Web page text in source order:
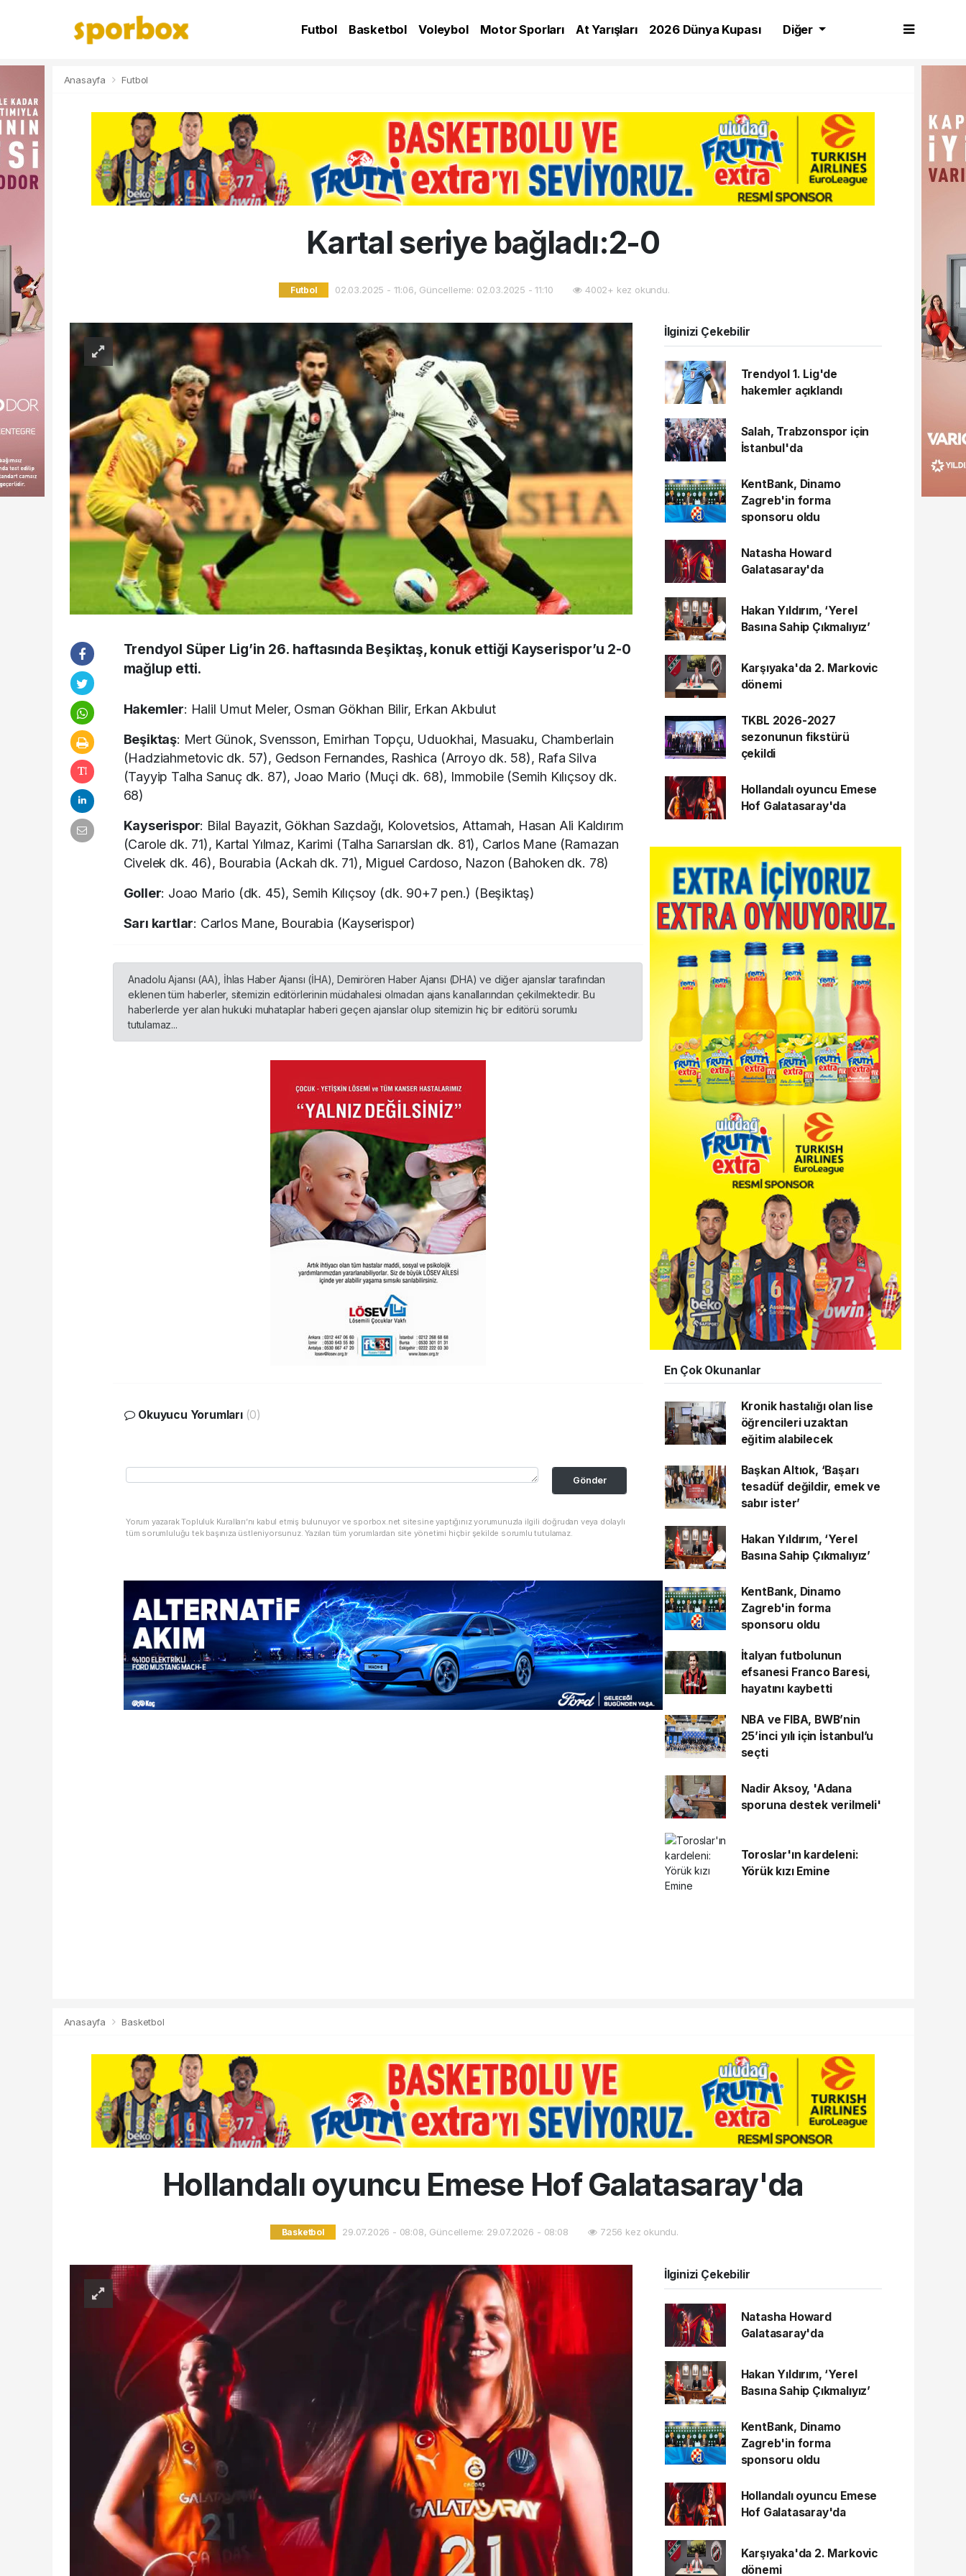
Futbol Basketbol Voleybol Motor Sporları At Yarışları
2026 Dünya Kupası
Diğer
Anasayfa Futbol
Kartal seriye bağladı:2-0
Futbol 02.03.2025 - 11:06, Güncelleme: 02.03.2025 - 11:10 4002+ kez okundu.
Trendyol Süper Lig’in 26. haftasında Beşiktaş, konuk ettiği Kayserispor’u 2-0
mağlup etti.
Hakemler: Halil Umut Meler, Osman Gökhan Bilir, Erkan Akbulut
Beşiktaş: Mert Günok, Svensson, Emirhan Topçu, Uduokhai, Masuaku, Chamberlain
(Hadziahmetovic dk. 57), Gedson Fernandes, Rashica (Arroyo dk. 58), Rafa Silva
(Tayyip Talha Sanuç dk. 87), Joao Mario (Muçi dk. 68), Immobile (Semih Kılıçsoy dk.
68)
Kayserispor: Bilal Bayazit, Gökhan Sazdağı, Kolovetsios, Attamah, Hasan Ali Kaldırım
(Carole dk. 71), Kartal Yılmaz, Karimi (Talha Sarıarslan dk. 81), Carlos Mane (Ramazan
Civelek dk. 46), Bourabia (Ackah dk. 71), Miguel Cardoso, Nazon (Bahoken dk. 78)
Goller: Joao Mario (dk. 45), Semih Kılıçsoy (dk. 90+7 pen.) (Beşiktaş)
Sarı kartlar: Carlos Mane, Bourabia (Kayserispor)
Anadolu Ajansı (AA), İhlas Haber Ajansı (İHA), Demirören Haber Ajansı (DHA) ve diğer ajanslar tarafından
eklenen tüm haberler, sitemizin editörlerinin müdahalesi olmadan ajans kanallarından çekilmektedir. Bu
haberlerde yer alan hukuki muhataplar haberi geçen ajanslar olup sitemizin hiç bir editörü sorumlu
tutulamaz...
Okuyucu Yorumları (0)
Gönder
Yorum yazarak Topluluk Kuralları’nı kabul etmiş bulunuyor ve sporbox.net sitesine yaptığınız yorumunuzla ilgili doğrudan veya dolaylı
tüm sorumluluğu tek başınıza üstleniyorsunuz. Yazılan tüm yorumlardan site yönetimi hiçbir şekilde sorumlu tutulamaz.
İlginizi Çekebilir
Trendyol 1. Lig'de
hakemler açıklandı
Salah, Trabzonspor için
İstanbul'da
KentBank, Dinamo
Zagreb'in forma
sponsoru oldu
Natasha Howard
Galatasaray'da
Hakan Yıldırım, ‘Yerel
Basına Sahip Çıkmalıyız’
Karşıyaka'da 2. Markovic
dönemi
TKBL 2026-2027
sezonunun fikstürü
çekildi
Hollandalı oyuncu Emese
Hof Galatasaray'da
En Çok Okunanlar
Kronik hastalığı olan lise
öğrencileri uzaktan
eğitim alabilecek
Başkan Altıok, ‘Başarı
tesadüf değildir, emek ve
sabır ister’
Hakan Yıldırım, ‘Yerel
Basına Sahip Çıkmalıyız’
KentBank, Dinamo
Zagreb'in forma
sponsoru oldu
İtalyan futbolunun
efsanesi Franco Baresi,
hayatını kaybetti
NBA ve FIBA, BWB’nin
25’inci yılı için İstanbul’u
seçti
Nadir Aksoy, 'Adana
sporuna destek verilmeli'
Toroslar'ın kardeleni:
Yörük kızı Emine
Anasayfa Basketbol
Hollandalı oyuncu Emese Hof Galatasaray'da
Basketbol 29.07.2026 - 08:08, Güncelleme: 29.07.2026 - 08:08 7256 kez okundu.
İlginizi Çekebilir
Natasha Howard
Galatasaray'da
Hakan Yıldırım, ‘Yerel
Basına Sahip Çıkmalıyız’
KentBank, Dinamo
Zagreb'in forma
sponsoru oldu
Hollandalı oyuncu Emese
Hof Galatasaray'da
Karşıyaka'da 2. Markovic
dönemi